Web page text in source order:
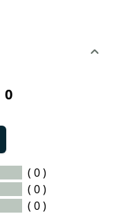
0
( 0 )
( 0 )
( 0 )